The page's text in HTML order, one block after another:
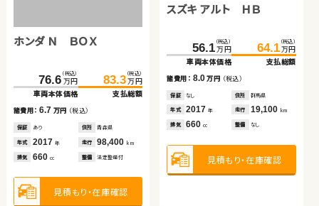
ホンダ Ｎ ＢＯＸ
76.6 （税込）
万円
車両本体価格
83.3 （税込）
万円
支払総額
諸費用：6.7 万円 （税込）
保証 あり 住所 青森県
年式 2017 年 走行 98,400 km
排気 660 cc 整備 法定整備付
見積もり・在庫確認
スズキ アルト ＨＢ
56.1 （税込）
万円
車両本体価格
64.1 （税込）
万円
支払総額
諸費用： 8.0万円 （税込）
保証 なし 住所 群馬県
年式 2017年 走行 19,100 km
排気 660cc 整備 なし
見積もり・在庫確認
187.7 （税込）
諸費用：7.8 万円（税込）
なし 岡山県
年式 2019年 走行
排気 1,500 整備 法定整備付
見積もり・在庫確認
スズキ スイフト
153.4 （税込）
万円
車両本体価格
164.8 （税込）
万円
支払総額
諸費用： 11.4万円（税込）
保証 あり 住所 秋田県
年式 2019年 走行 48,000 km
排気 1,400 整備 法定整備付
見積もり・在庫確認
スズキ アルト ＨＢ
67.2万円
車両本体価格
諸費用：5.6 万円 （税込）
保証 あり 住所 青森県
排気 660 整備 法定整備付
トヨタ アクア
111.6万円
車両本体価格
諸費用：12.3万円 （税込）
保証 なし 住所 群馬県
排気 1,500cc 整備 なし